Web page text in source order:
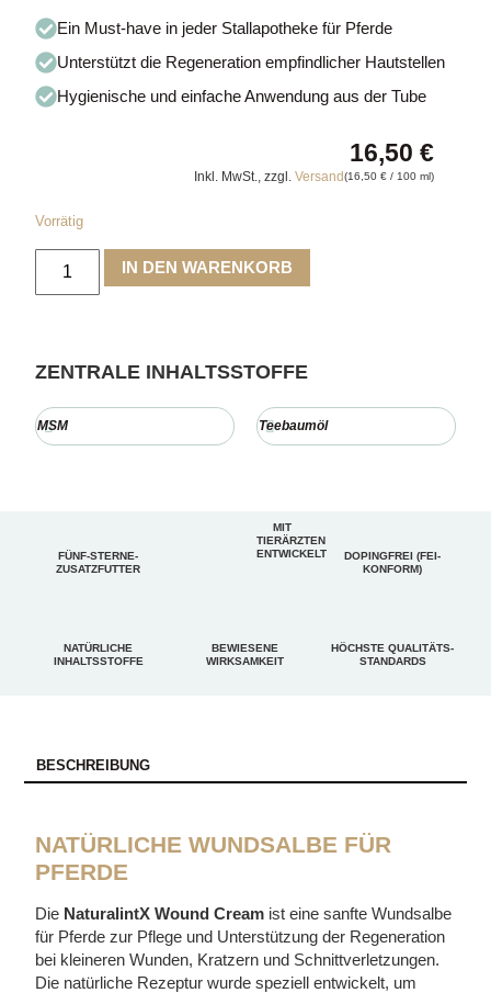
Ein Must-have in jeder Stallapotheke für Pferde
Unterstützt die Regeneration empfindlicher Hautstellen
Hygienische und einfache Anwendung aus der Tube
16,50 €
Inkl. MwSt., zzgl. Versand(16,50 €/ 100 ml)
Vorrätig
IN DEN WARENKORB
ZENTRALE INHALTSSTOFFE
MSM Teebaumöl
FÜNF-STERNE-
ZUSATZFUTTER
MIT
TIERÄRZTEN
ENTWICKELT
DOPINGFREI (FEI-
KONFORM)
NATÜRLICHE
INHALTSSTOFFE
BEWIESENE
WIRKSAMKEIT
HÖCHSTE QUALITÄTS-
STANDARDS
BESCHREIBUNG
NATÜRLICHE WUNDSALBE FÜR
PFERDE
Die NaturalintX Wound Cream ist eine sanfte Wundsalbe
für Pferde zur Pflege und Unterstützung der Regeneration
bei kleineren Wunden, Kratzern und Schnittverletzungen.
Die natürliche Rezeptur wurde speziell entwickelt, um